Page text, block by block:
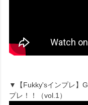
▼【Fukky'sインプレ】
プレ！！（vol.1）